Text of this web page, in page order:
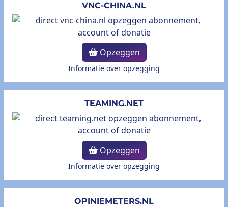
VNC-CHINA.NL
Opzeggen
Informatie over opzegging
TEAMING.NET
Opzeggen
Informatie over opzegging
OPINIEMETERS.NL